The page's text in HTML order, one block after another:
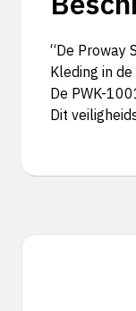
“De Proway
Kleding in
De PWK-
Dit